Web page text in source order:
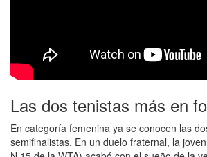
Las dos tenistas más en
En categoría femenina ya se conocen las
semifinalistas. En un duelo fraternal, la joven